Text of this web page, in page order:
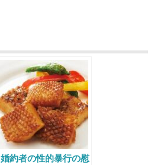
婚約者の性的暴行の慰